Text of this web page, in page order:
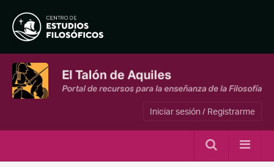
Iniciar sesión / Registrarme